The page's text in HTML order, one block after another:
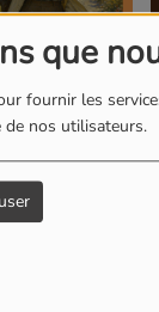
que
fournir les
de nos utilisateurs.